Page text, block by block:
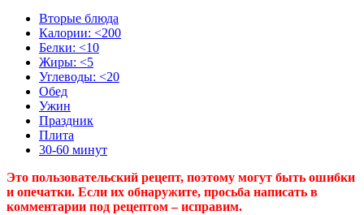
Вторые блюда
Калории: <200
Белки: <10
Жиры: <5
Углеводы: <20
Обед
Ужин
Праздник
Плита
30-60 минут
Это пользовательский рецепт, поэтому могут быть ошибки
и опечатки. Если их обнаружите, просьба написать в
комментарии под рецептом – исправим.